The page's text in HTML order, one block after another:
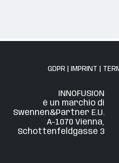
GDPR IMPRINT
INNOFUSION
è un marchio di
Swennen&Partner E.U.
A-1070 Vienna,
Schottenfeldgasse 3